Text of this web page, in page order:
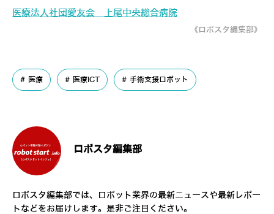
医療法人社団愛友会 上尾中央総合病院
《ロボスタ編集部》
医療 医療ICT 手術支援ロボット
ロボスタ編集部
ロボスタ編集部では、ロボット業界の最新ニュースや最新レポー
トなどをお届けします。是非ご注目ください。